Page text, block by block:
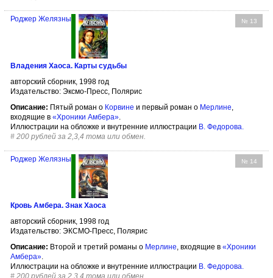
№ 13
Роджер Желязны
Владения Хаоса. Карты судьбы
авторский сборник, 1998 год
Издательство: Эксмо-Пресс, Полярис
Описание: Пятый роман о Корвине и первый роман о Мерлине,
входящие в «Хроники Амбера».
Иллюстрации на обложке и внутренние иллюстрации В. Федорова.
# 200 рублей за 2,3,4 тома или обмен.
№ 14
Роджер Желязны
Кровь Амбера. Знак Хаоса
авторский сборник, 1998 год
Издательство: ЭКСМО-Пресс, Полярис
Описание: Второй и третий романы о Мерлине, входящие в «Хроники
Амбера».
Иллюстрации на обложке и внутренние иллюстрации В. Федорова.
# 200 рублей за 2,3,4 тома или обмен.